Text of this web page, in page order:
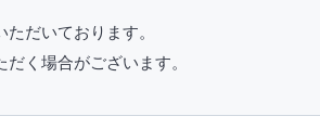
だいております。
く場合がございます。